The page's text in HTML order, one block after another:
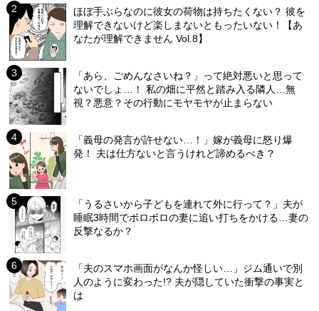
ほぼ手ぶらなのに彼女の荷物は持ちたくない？ 彼を
理解できないけど楽しまないともったいない！【あ
なたが理解できません Vol.8】
「あら、ごめんなさいね？」って絶対悪いと思って
ないでしょ…！ 私の畑に平然と踏み入る隣人…無
視？悪意？その行動にモヤモヤが止まらない
「義母の発言が許せない…！」嫁が義母に怒り爆
発！ 夫は仕方ないと言うけれど諦めるべき？
「うるさいから子どもを連れて外に行って？」夫が
睡眠3時間でボロボロの妻に追い打ちをかける…妻の
反撃なるか？
「夫のスマホ画面がなんか怪しい…」ジム通いで別
人のように変わった!? 夫が隠していた衝撃の事実と
は